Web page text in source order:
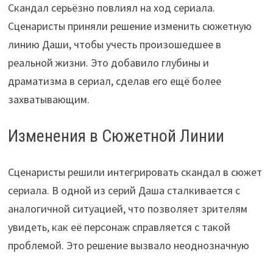
Скандал серьёзно повлиял на ход сериала.
Сценаристы приняли решение изменить сюжетную
линию Даши, чтобы учесть произошедшее в
реальной жизни. Это добавило глубины и
драматизма в сериал, сделав его ещё более
захватывающим.
Изменения в Сюжетной Линии
Сценаристы решили интегрировать скандал в сюжет
сериала. В одной из серий Даша сталкивается с
аналогичной ситуацией, что позволяет зрителям
увидеть, как её персонаж справляется с такой
проблемой. Это решение вызвало неоднозначную